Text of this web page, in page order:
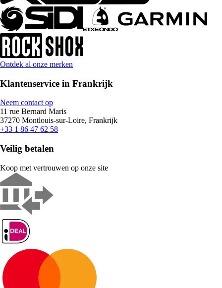
Ontdek al onze merken
Klantenservice in Frankrijk
Neem contact op
11 rue Bernard Maris
37270 Montlouis-sur-Loire, Frankrijk
+33 1 86 47 62 58
Veilig betalen
Koop met vertrouwen op onze site